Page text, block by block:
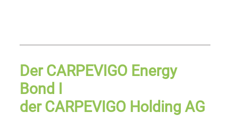
Der CARPEVIGO Energy
Bond I
der CARPEVIGO Holding AG